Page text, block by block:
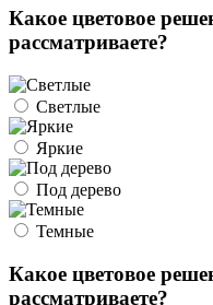
Какое цветовое
рассматриваете?
Светлые
Яркие
Под дерево
Темные
Какое цветовое
рассматриваете?